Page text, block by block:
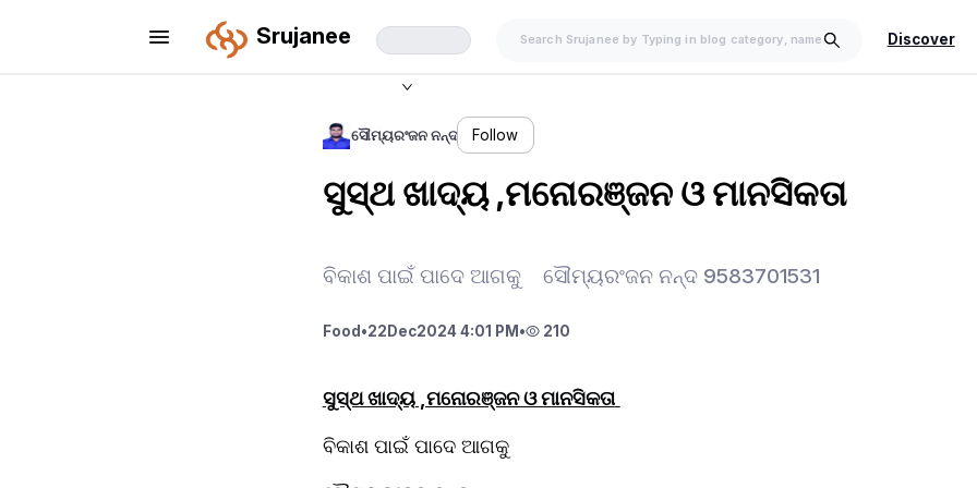
Srujanee Discover
ସୌମ୍ୟରଂଜନ ନନ୍ଦ Follow
ସୁସ୍ଥ ଖାଦ୍ୟ ,ମନୋରଞ୍ଜନ ଓ ମାନସିକତା
ବିକାଶ ପାଇଁ ପାଦେ ଆଗକୁ ସୌମ୍ୟରଂଜନ ନନ୍ଦ 9583701531
Food •22 Dec2024 4:01 PM • 210
﻿ସୁସ୍ଥ ଖାଦ୍ୟ ,ମନୋରଞ୍ଜନ ଓ ମାନସିକତା
ବିକାଶ ପାଇଁ ପାଦେ ଆଗକୁ